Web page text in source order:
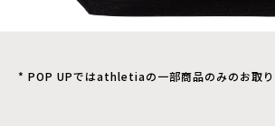
* POP UPではathletiaの一部商品のみのお取り